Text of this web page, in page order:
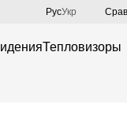
РусУкр
Тепловизоры